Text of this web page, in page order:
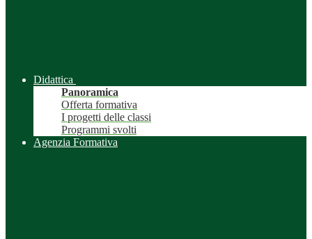
Didattica
Panoramica
Offerta formativa
I progetti delle classi
Programmi svolti
Agenzia Formativa